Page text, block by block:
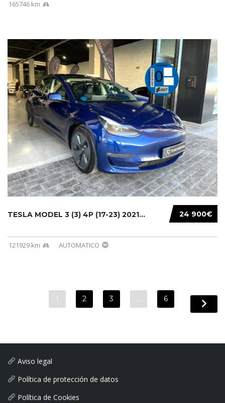
165746 km
24 900€
TESLA MODEL 3 (3) 4P (17-23) 2021...
121929 km AUTOMATICO
1 2 3 … 6
Aviso legal
Política de protección de datos
Política de Cookies